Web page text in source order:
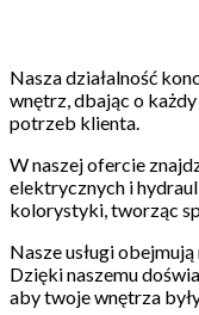
Nasza działalność
wnętrz, dbając o
potrzeb klienta.
W naszej ofercie
elektrycznych i
kolorystyki, tworząc
Nasze usługi
Dzięki naszemu
aby twoje wnętrza